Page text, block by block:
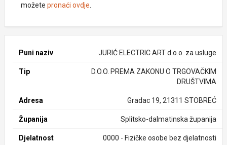
možete pronaći ovdje
Puni naziv JURIĆ ELECTRIC ART d.o.o. za usluge
Tip
D.O.O. PREMA ZAKONU O TRGOVAČKIM
DRUŠTVIMA
Adresa Gradac 19, 21311 STOBREĆ
Županija Splitsko-dalmatinska županija
Djelatnost 0000 - Fizičke osobe bez djelatnosti